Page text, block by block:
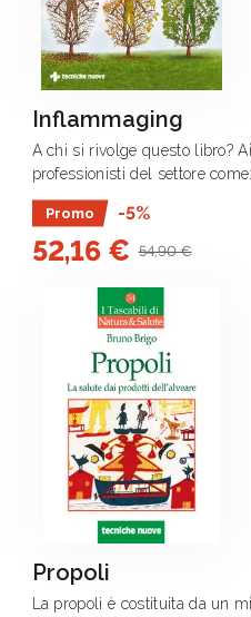
Inflammaging
A chi si rivolge questo libro? Ai
professionisti del settore come:
nutrizionisti, naturopati,
medici, biologi, erboristi,
tecniche erboristiche,
medici che si .
Promo -5%
52,16 € 54,90 €
Propoli
La propoli è costituita da un